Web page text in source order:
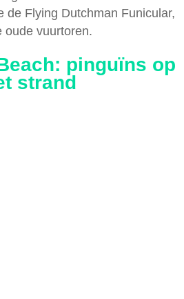
de Flying Dutchman Funicular,
oude vuurtoren.
pinguïns op
strand